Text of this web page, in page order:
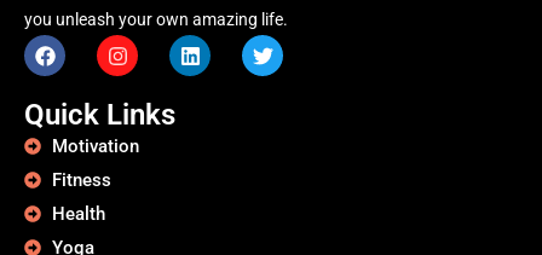
you unleash your own amazing life.
Quick Links
Motivation
Fitness
Health
Yoga